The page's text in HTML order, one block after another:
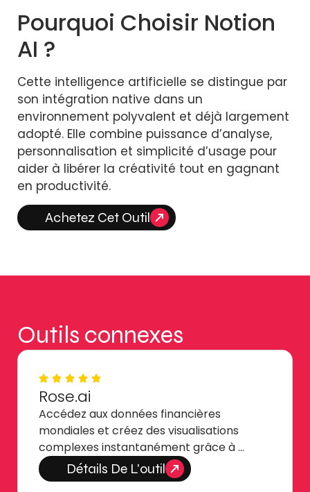
Pourquoi Choisir Notion
AI ?
Cette intelligence artificielle se distingue par
son intégration native dans un
environnement polyvalent et déjà largement
adopté. Elle combine puissance d’analyse,
personnalisation et simplicité d’usage pour
aider à libérer la créativité tout en gagnant
en productivité.
Achetez Cet Outil
Outils connexes
Rose.ai
Accédez aux données financières
mondiales et créez des visualisations
complexes instantanément grâce à …
Détails De L'outil